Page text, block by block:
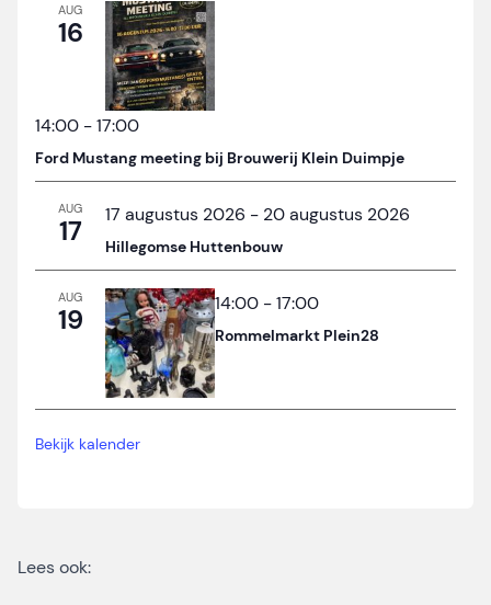
AUG
16
14:00 -17:00
Ford Mustang meeting bij Brouwerij Klein Duimpje
AUG
17 17 augustus 2026 - 20 augustus 2026
Hillegomse Huttenbouw
AUG
19 14:00 -17:00
Rommelmarkt Plein28
Bekijk kalender
Lees ook: